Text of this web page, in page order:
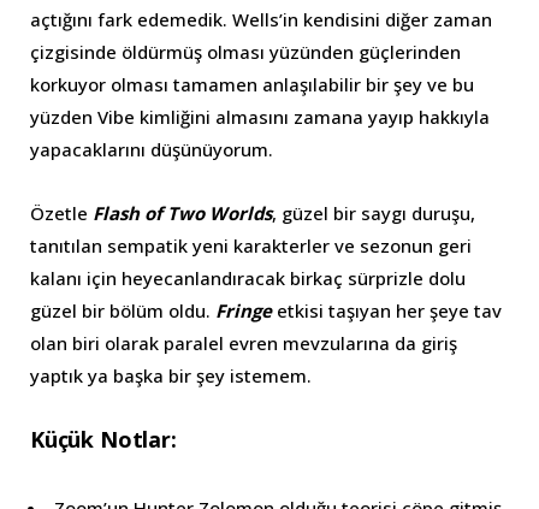
açtığını fark edemedik. Wells’in kendisini diğer zaman
çizgisinde öldürmüş olması yüzünden güçlerinden
korkuyor olması tamamen anlaşılabilir bir şey ve bu
yüzden Vibe kimliğini almasını zamana yayıp hakkıyla
yapacaklarını düşünüyorum.
Özetle Flash of Two Worlds, güzel bir saygı duruşu,
tanıtılan sempatik yeni karakterler ve sezonun geri
kalanı için heyecanlandıracak birkaç sürprizle dolu
güzel bir bölüm oldu. Fringeetkisi taşıyan her şeye tav
olan biri olarak paralel evren mevzularına da giriş
yaptık ya başka bir şey istemem.
Küçük Notlar: